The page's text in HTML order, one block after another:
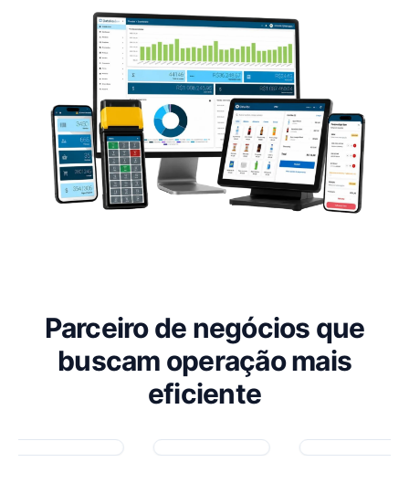
Parceiro de negócios que
buscam operação mais
eficiente